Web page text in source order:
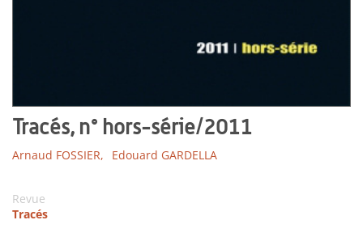
Tracés, n° hors-série/2011
Arnaud FOSSIER, Edouard GARDELLA
Revue
Tracés